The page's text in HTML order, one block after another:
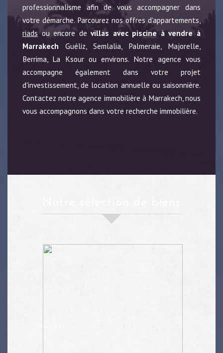
professionnalisme afin de vous accompagner dans
votre démarche. Parcourez nos offres d'appartements,
riads ou encore devillas avec piscine à vendre à
Marrakech Guéliz, Semlalia, Palmeraie, Majorelle,
Berrima, La Ksour ou environs. Notre agence vous
accompagne également dans votre projet
d'investissement, de location annuelle ou saisonnière.
Contactez notre agence immobilière à Marrakech, nous
vous accompagnons dans votre recherche immobilière.